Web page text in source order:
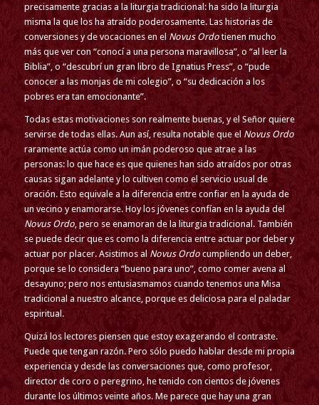
precisamente gracias a la liturgia tradicional: ha sido la liturgia
misma la que los ha atraído poderosamente. Las historias de
conversiones y de vocaciones en elNovus Ordotienen mucho
más que ver con “conocí a una persona maravillosa”, o “al leer la
Biblia”, o “descubrí un gran libro de Ignatius Press”, o “pude
conocer a las monjas de mi colegio”, o “su dedicación a los
pobres era tan emocionante”.
Todas estas motivaciones son realmente buenas, y el Señor quiere
servirse de todas ellas. Aun así, resulta notable que el Novus Ordo
raramente actúa como un imán poderoso que atrae a las
personas: lo que hace es que quienes han sido atraídos por otras
causas sigan adelante y lo cultiven como el servicio usual de
oración. Esto equivale a la diferencia entre confiar en la ayuda de
un vecino y enamorarse. Hoy los jóvenes confían en la ayuda del
Novus Ordo, pero se enamoran de la liturgia tradicional. También
se puede decir que es como la diferencia entre actuar por deber y
actuar por placer. Asistimos al Novus Ordocumpliendo un deber,
porque se lo considera “bueno para uno”, como comer avena al
desayuno; pero nos entusiasmamos cuando tenemos una Misa
tradicional a nuestro alcance, porque es deliciosa para el paladar
espiritual.
Quizá los lectores piensen que estoy exagerando el contraste.
Puede que tengan razón. Pero sólo puedo hablar desde mi propia
experiencia y desde las conversaciones que, como profesor,
director de coro o peregrino, he tenido con cientos de jóvenes
durante los últimos veinte años. Me parece que hay una gran